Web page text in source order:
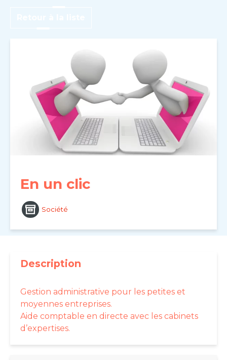
En un clic
Société
Description
Gestion administrative pour les petites et
moyennes entreprises.
Aide comptable en directe avec les cabinets
d’expertises.